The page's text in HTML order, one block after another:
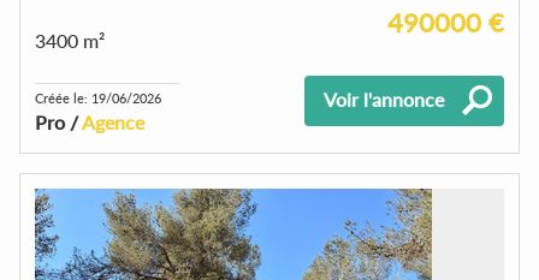
490000 €
3400 m²
Créée le: 19/06/2026
Pro /Agence
Voir l'annonce